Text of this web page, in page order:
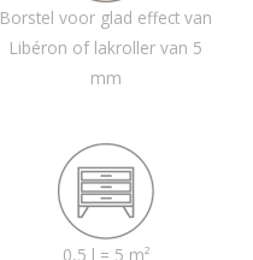
Borstel voor glad effect van
Libéron of lakroller van 5
mm
0,5 l = 5 m²